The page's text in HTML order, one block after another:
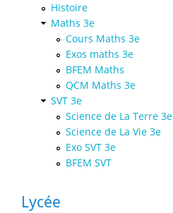
Histoire
Maths 3e
Cours Maths 3e
Exos maths 3e
BFEM Maths
QCM Maths 3e
SVT 3e
Science de La Terre 3e
Science de La Vie 3e
Exo SVT 3e
BFEM SVT
Lycée